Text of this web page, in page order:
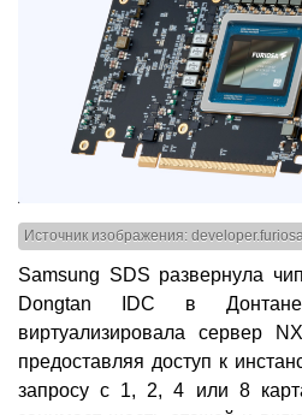
Источник изображения:
Samsung SDS развернула
Dongtan IDC в
виртуализировала сервер
предоставляя доступ к
запросу с 1, 2, 4 или 8